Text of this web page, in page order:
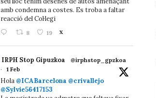
amb condemna a costes. Es troba a faltar
reacció del Col·legi
8 19 X
IRPH Stop Gipuzkoa
@irphstop_gpzkoa
·
1 Feb
Hola @ICABarcelona @crivallejo
@Sylvie56417153